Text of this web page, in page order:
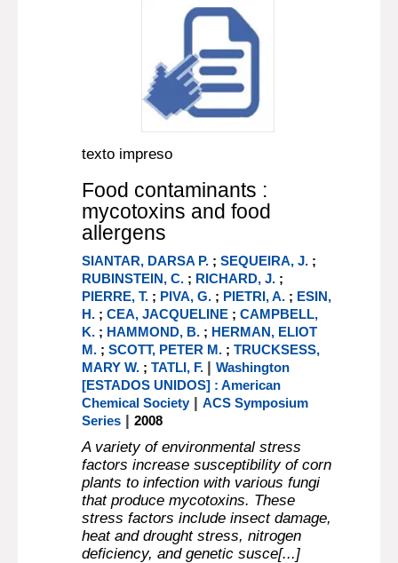
texto impreso
Food contaminants :
mycotoxins and food
allergens
SIANTAR, DARSA P. ;SEQUEIRA, J. ;
RUBINSTEIN, C. ; RICHARD, J. ;
PIERRE, T. ; PIVA, G. ; PIETRI, A. ; ESIN,
H. ;CEA, JACQUELINE ;CAMPBELL,
K. ; HAMMOND, B. ; HERMAN, ELIOT
M. ;SCOTT, PETER M. ;TRUCKSESS,
MARY W. ;TATLI, F. |Washington
[ESTADOS UNIDOS] : American
Chemical Society|ACS Symposium
Series |2008
A variety of environmental stress
factors increase susceptibility of corn
plants to infection with various fungi
that produce mycotoxins. These
stress factors include insect damage,
heat and drought stress, nitrogen
deficiency, and genetic susce[...]